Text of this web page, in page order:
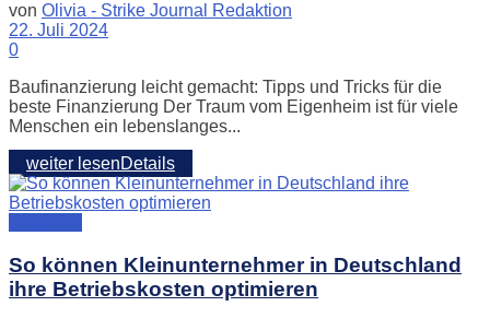
von Olivia - Strike Journal Redaktion
22. Juli 2024
0
Baufinanzierung leicht gemacht: Tipps und Tricks für die
beste Finanzierung Der Traum vom Eigenheim ist für viele
Menschen ein lebenslanges...
weiter lesenDetails
So können Kleinunternehmer in Deutschland
ihre Betriebskosten optimieren